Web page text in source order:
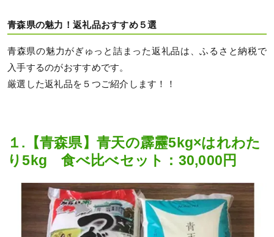
青森県の魅力！返礼品おすすめ５選
青森県の魅力がぎゅっと詰まった返礼品は、ふるさと納税で
入手するのがおすすめです。
厳選した返礼品を５つご紹介します！！
１.【青森県】青天の霹靂5kg×はれわた
り5kg 食べ比べセット：30,000円